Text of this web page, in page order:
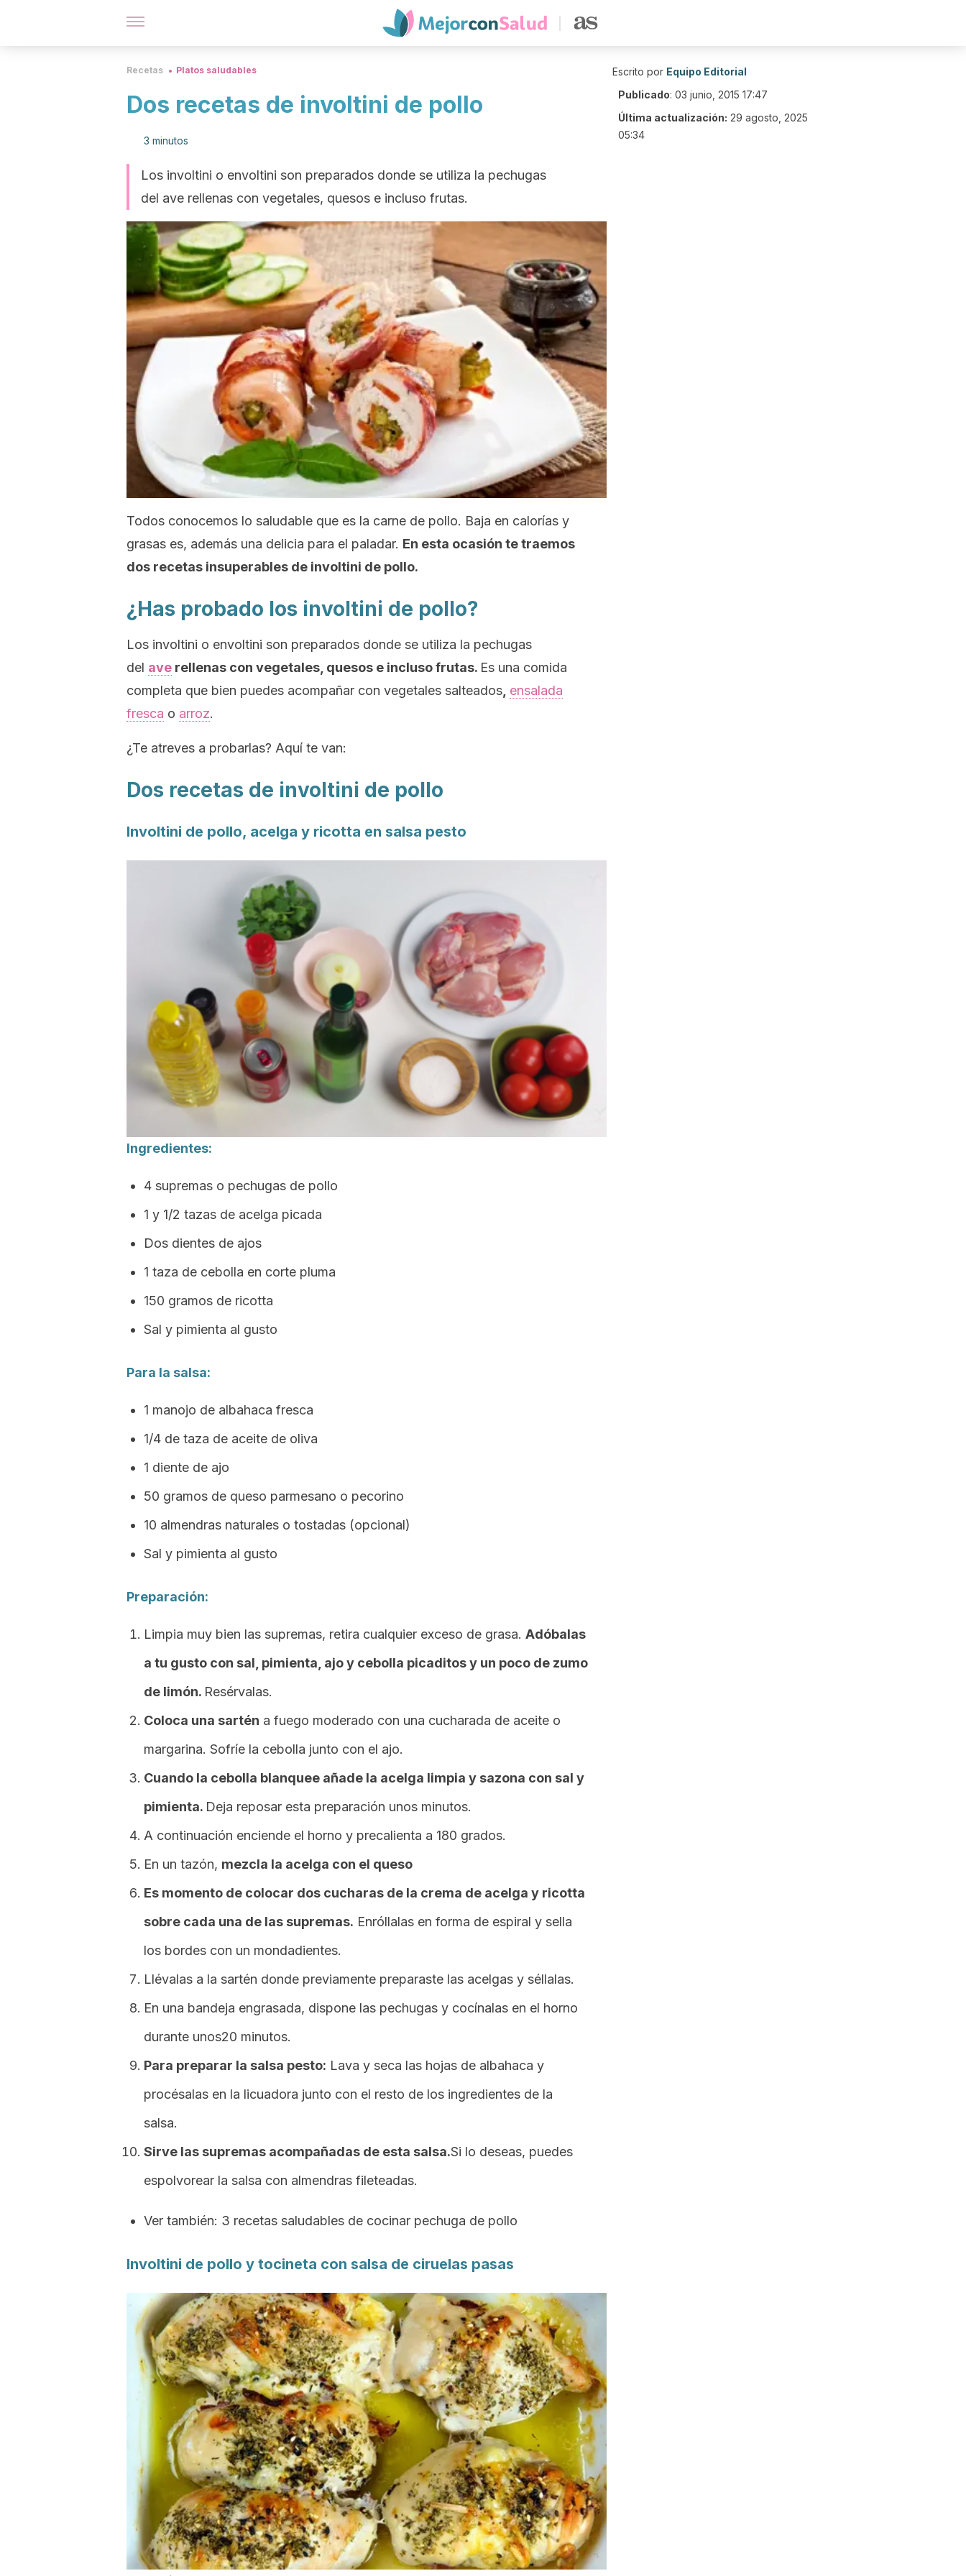
Recetas Platos saludables
Dos recetas de involtini de pollo
3 minutos
Los involtini o envoltini son preparados donde se utiliza la pechugas
del ave rellenas con vegetales, quesos e incluso frutas.
Todos conocemos lo saludable que es la carne de pollo. Baja en calorías y
grasas es, además una delicia para el paladar. En esta ocasión te traemos
dos recetas insuperables de involtini de pollo.
¿Has probado los involtini de pollo?
Los involtini o envoltini son preparados donde se utiliza la pechugas
del ave rellenas con vegetales, quesos e incluso frutas. Es una comida
completa que bien puedes acompañar con vegetales salteados ensalada
fresca o arroz.
¿Te atreves a probarlas? Aquí te van:
Dos recetas de involtini de pollo
Involtini de pollo, acelga y ricotta en salsa pesto
Ingredientes:
4 supremas o pechugas de pollo
1 y 1/2 tazas de acelga picada
Dos dientes de ajos
1 taza de cebolla en corte pluma
150 gramos de ricotta
Sal y pimienta al gusto
Para la salsa:
1 manojo de albahaca fresca
1/4 de taza de aceite de oliva
1 diente de ajo
50 gramos de queso parmesano o pecorino
10 almendras naturales o tostadas (opcional)
Sal y pimienta al gusto
Preparación:
Limpia muy bien las supremas, retira cualquier exceso de grasa. Adóbalas
a tu gusto con sal, pimienta, ajo y cebolla picaditos y un poco de zumo
de limón. Resérvalas.
Coloca una sartén a fuego moderado con una cucharada de aceite o
margarina. Sofríe la cebolla junto con el ajo.
Cuando la cebolla blanquee añade la acelga limpia y sazona con sal y
pimienta. Deja reposar esta preparación unos minutos.
A continuación enciende el horno y precalienta a 180 grados.
En un tazón, mezcla la acelga con el queso
Es momento de colocar dos cucharas de la crema de acelga y ricotta
sobre cada una de las supremas. Enróllalas en forma de espiral y sella
los bordes con un mondadientes.
Llévalas a la sartén donde previamente preparaste las acelgas y séllalas.
En una bandeja engrasada, dispone las pechugas y cocínalas en el horno
durante unos20 minutos.
Para preparar la salsa pesto: Lava y seca las hojas de albahaca y
procésalas en la licuadora junto con el resto de los ingredientes de la
salsa.
Sirve las supremas acompañadas de esta salsa.Si lo deseas, puedes
espolvorear la salsa con almendras fileteadas.
Ver también: 3 recetas saludables de cocinar pechuga de pollo
Involtini de pollo y tocineta con salsa de ciruelas pasas
Escrito por Equipo Editorial
Publicado: 03 junio, 2015 17:47
Última actualización: 29 agosto, 2025
05:34